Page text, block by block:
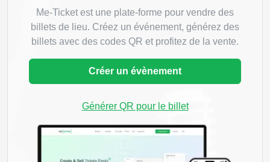
Me-Ticket est une plate-forme pour vendre des
billets de lieu. Créez un événement, générez des
billets avec des codes QR et profitez de la vente.
Créer un évènement
Générer QR pour le billet